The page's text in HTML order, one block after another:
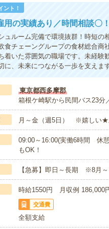
ント！
用の実績あり／時間相談〇
ュルーム完備で環境抜群！時短
食チェーングループの食材総合商
着いた雰囲気の職場です。未経験
に、未来につながる一歩を支えます
東京都西多摩郡
箱根ケ崎駅から民間バス23分
月～金（週5日） ※嬉しい★
09:00～16:00(実働6時間 休
もOK！
【急募】即日～長期 ※8月～
時給1550円 月収例 186,000
交通費
全額支給